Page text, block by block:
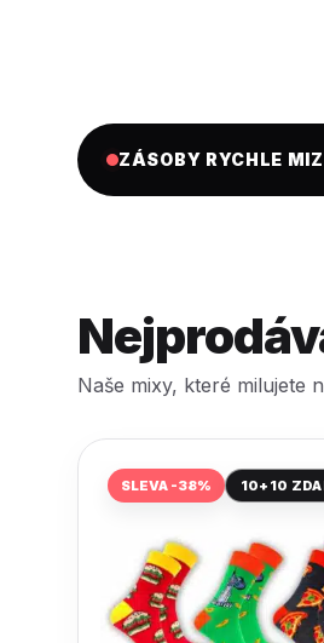
ZÁSOBY RYCHLE
Naše mixy, které milujete
SLEVA -38% 10+10